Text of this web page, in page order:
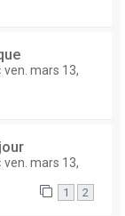
ven. mars 13,
ven. mars 13,
1 2